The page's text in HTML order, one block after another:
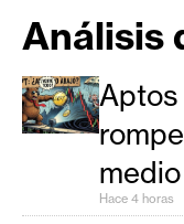
n
á
l
i
s
Análisis
Hace 4 horas